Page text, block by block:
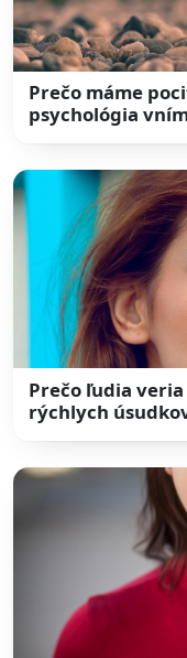
Prečo máme
psychológia
Prečo ľudia
rýchlych